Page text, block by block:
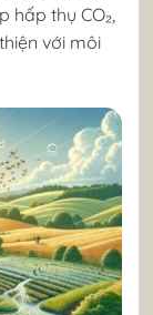
hấp thụ CO₂,
với môi